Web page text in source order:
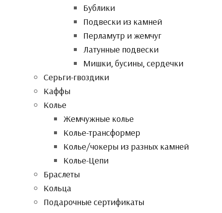
Бублики
Подвески из камней
Перламутр и жемчуг
Латунные подвески
Мишки, бусины, сердечки
Серьги-гвоздики
Каффы
Колье
Жемчужные колье
Колье-трансформер
Колье/чокеры из разных камней
Колье-Цепи
Браслеты
Кольца
Подарочные сертификаты